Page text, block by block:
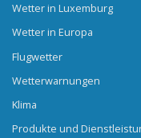
Wetter in Luxemburg
Wetter in Europa
Flugwetter
Wetterwarnungen
Klima
Produkte und